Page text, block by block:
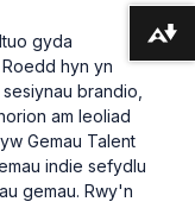
gyda
hyn yn
brandio,
am leoliad
Gemau Talent
indie sefydlu
gemau. Rwy'n
Lawrlwytho fformatau amgen ...